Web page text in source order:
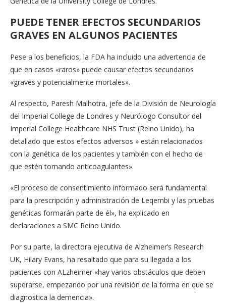
PUEDE TENER EFECTOS SECUNDARIOS
GRAVES EN ALGUNOS PACIENTES
Pese a los beneficios, la FDA ha incluido una advertencia de
que en casos «raros» puede causar efectos secundarios
«graves y potencialmente mortales».
Al respecto, Paresh Malhotra, jefe de la División de Neurología
del Imperial College de Londres y Neurólogo Consultor del
Imperial College Healthcare NHS Trust (Reino Unido), ha
detallado que estos efectos adversos » están relacionados
con la genética de los pacientes y también con el hecho de
que estén tomando anticoagulantes».
«El proceso de consentimiento informado será fundamental
para la prescripción y administración de Leqembi y las pruebas
genéticas formarán parte de él», ha explicado en
declaraciones a SMC Reino Unido.
Por su parte, la directora ejecutiva de Alzheimer’s Research
UK, Hilary Evans, ha resaltado que para su llegada a los
pacientes con ALzheimer «hay varios obstáculos que deben
superarse, empezando por una revisión de la forma en que se
diagnostica la demencia».